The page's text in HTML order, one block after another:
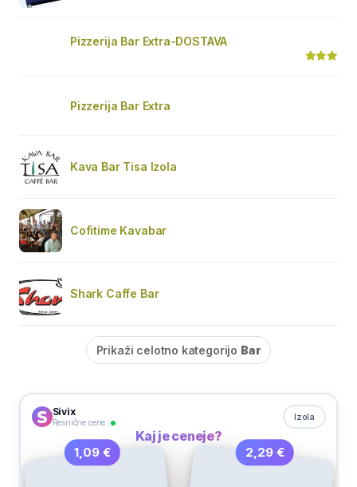
Pizzerija Bar Extra-DOSTAVA
Pizzerija Bar Extra
Kava Bar Tisa Izola
Cofitime Kavabar
Shark Caffe Bar
Prikaži celotno kategorijo Bar
Sivix
Resnične cene
Izola
Kaj je ceneje?
1,09 € 2,29 €